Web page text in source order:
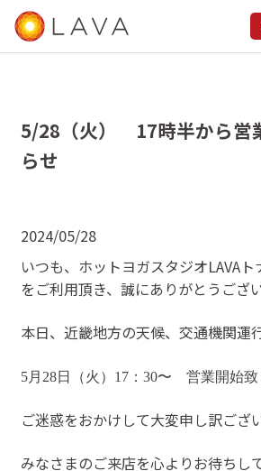
5/28（火） 17時半から営
らせ
2024/05/28
いつも、ホットヨガスタジオLAVA
をご利用頂き、誠にありがとうござい
本日、近畿地方の天候、交通機関運
5月28日（火）17：30〜 営業開始致
ご迷惑をおかけして大変申し訳ござ
みなさまのご来店を心よりお待ちし